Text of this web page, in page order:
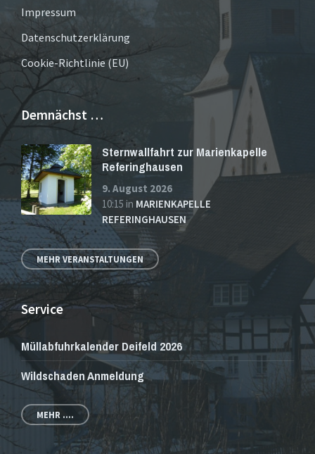
Impressum
Datenschutzerklärung
Cookie-Richtlinie (EU)
Demnächst …
Sternwallfahrt zur Marienkapelle
Referinghausen
9. August 2026
10:15 in MARIENKAPELLE
REFERINGHAUSEN
MEHR VERANSTALTUNGEN
Service
Müllabfuhrkalender Deifeld 2026
Wildschaden Anmeldung
MEHR ....